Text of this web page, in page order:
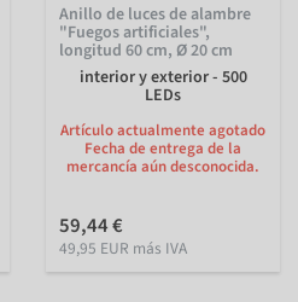
Anillo de luces de alambre
"Fuegos artificiales",
longitud 60 cm, Ø 20 cm
interior y exterior - 500
LEDs
Artículo actualmente agotado
Fecha de entrega de la
mercancía aún desconocida.
59,44 €
49,95 EUR más IVA